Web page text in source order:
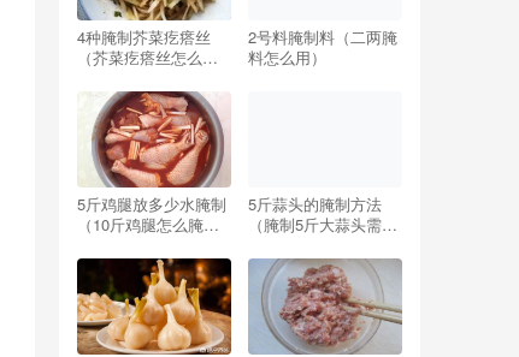
4种腌制芥菜疙瘩丝
（芥菜疙瘩丝怎么腌
2号料腌制料（二两腌
料怎么用）
5斤鸡腿放多少水腌制
（10斤鸡腿怎么腌制
5斤蒜头的腌制方法
（腌制5斤大蒜头需要